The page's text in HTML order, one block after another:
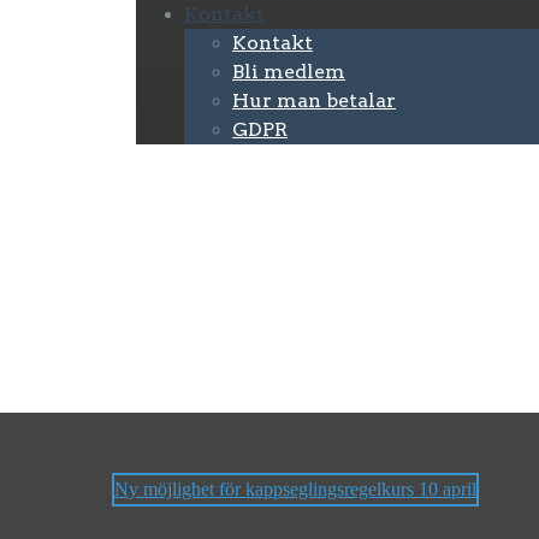
Kontakt
Kontakt
Bli medlem
Hur man betalar
GDPR
Ny möjlighet för kappseglingsregelkurs 10 april